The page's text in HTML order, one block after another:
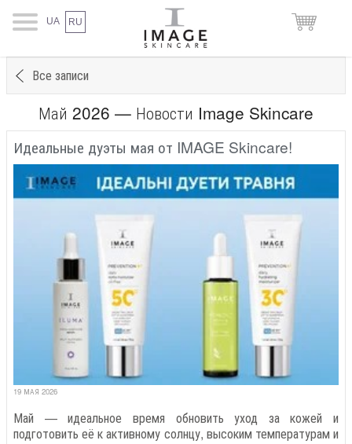
UA RU
Все записи
Май 2026 — Новости Image Skincare
Идеальные дуэты мая от IMAGE Skincare!
19 МАЯ 2026
Май — идеальное время обновить уход за кожей и
подготовить её к активному солнцу, высоким температурам и